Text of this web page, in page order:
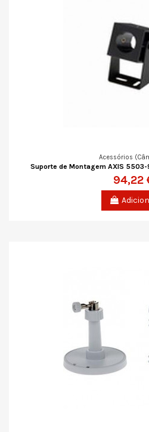
Acessórios
Suporte de Montagem AXIS 5503-
94,22